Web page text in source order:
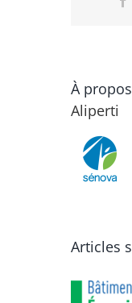
À
Aliperti
Articles